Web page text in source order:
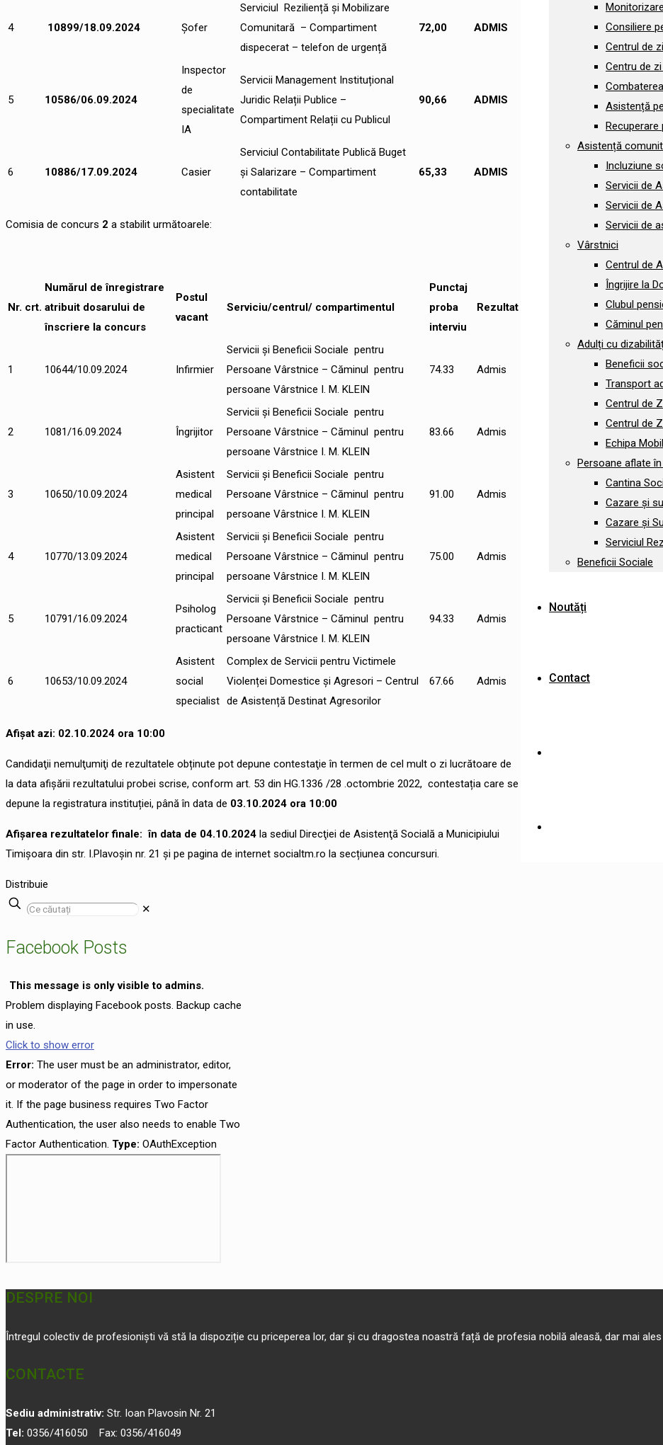
Consiliere
Centrul de
Centru de
Asistență
Recuperare
Asistență
Incluziune
Servicii de
Servicii de
Servicii de
Vârstnici
Centrul de
Îngrijire la
Clubul
Căminul
Adulți cu
Beneficii
Transport
Centrul de
Centrul de
Echipa
Persoane aflate
Cantina
Cazare și
Cazare și
Serviciul
Beneficii Sociale
Noutăți
Contact
4 10899/18.09.2024 Șofer
Serviciul Reziliență și Mobilizare
Comunitară – Compartiment
dispecerat – telefon de urgență
72,00 ADMIS
5 10586/06.09.2024
Inspector
de
specialitate
IA
Servicii Management Instituțional
Juridic Relații Publice –
Compartiment Relații cu Publicul
90,66 ADMIS
6 10886/17.09.2024 Casier
Serviciul Contabilitate Publică Buget
și Salarizare – Compartiment
contabilitate
65,33 ADMIS
Comisia de concurs 2 a stabilit următoarele:
Nr. crt.
Numărul de înregistrare
atribuit dosarului de
înscriere la concurs
Postul
vacant
Serviciu/centrul/ compartimentul
Punctaj
proba
interviu
Rezultat
1 10644/10.09.2024 Infirmier
Servicii și Beneficii Sociale pentru
Persoane Vârstnice – Căminul pentru
persoane Vârstnice I. M. KLEIN
74.33 Admis
2 1081/16.09.2024 Îngrijitor
Servicii și Beneficii Sociale pentru
Persoane Vârstnice – Căminul pentru
persoane Vârstnice I. M. KLEIN
83.66 Admis
3 10650/10.09.2024
Asistent
medical
principal
Servicii și Beneficii Sociale pentru
Persoane Vârstnice – Căminul pentru
persoane Vârstnice I. M. KLEIN
91.00 Admis
4 10770/13.09.2024
Asistent
medical
principal
Servicii și Beneficii Sociale pentru
Persoane Vârstnice – Căminul pentru
persoane Vârstnice I. M. KLEIN
75.00 Admis
5 10791/16.09.2024
Psiholog
practicant
Servicii și Beneficii Sociale pentru
Persoane Vârstnice – Căminul pentru
persoane Vârstnice I. M. KLEIN
94.33 Admis
6 10653/10.09.2024
Asistent
social
specialist
Complex de Servicii pentru Victimele
Violenței Domestice și Agresori – Centrul
de Asistență Destinat Agresorilor
67.66 Admis
Afișat azi: 02.10.2024 ora 10:00
Candidaţii nemulţumiţi de rezultatele obținute pot depune contestaţie în termen de cel mult o zi lucrătoare de
la data afişării rezultatului probei scrise, conform art. 53 din HG.1336 /28 .octombrie 2022, contestația care se
depune la registratura instituției, până în data de 03.10.2024 ora 10:00
Afișarea rezultatelor finale: în data de 04.10.2024 la sediul Direcţiei de Asistenţă Socială a Municipiului
Timişoara din str. I.Plavoșin nr. 21 și pe pagina de internet socialtm.ro la secțiunea concursuri.
Distribuie
✕
Facebook Posts
This message is only visible to admins.
Problem displaying Facebook posts. Backup cache
in use.
Click to show error
Error: The user must be an administrator, editor,
or moderator of the page in order to impersonate
it. If the page business requires Two Factor
Authentication, the user also needs to enable Two
Factor Authentication. Type: OAuthException
DESPRE NOI
Întregul colectiv de profesioniști vă stă la dispoziție cu priceperea lor, dar și cu dragostea noastră față de profesia nobilă aleasă, dar mai
CONTACTE
Sediu administrativ: Str. Ioan Plavosin Nr. 21
Tel: 0356/416050 Fax: 0356/416049